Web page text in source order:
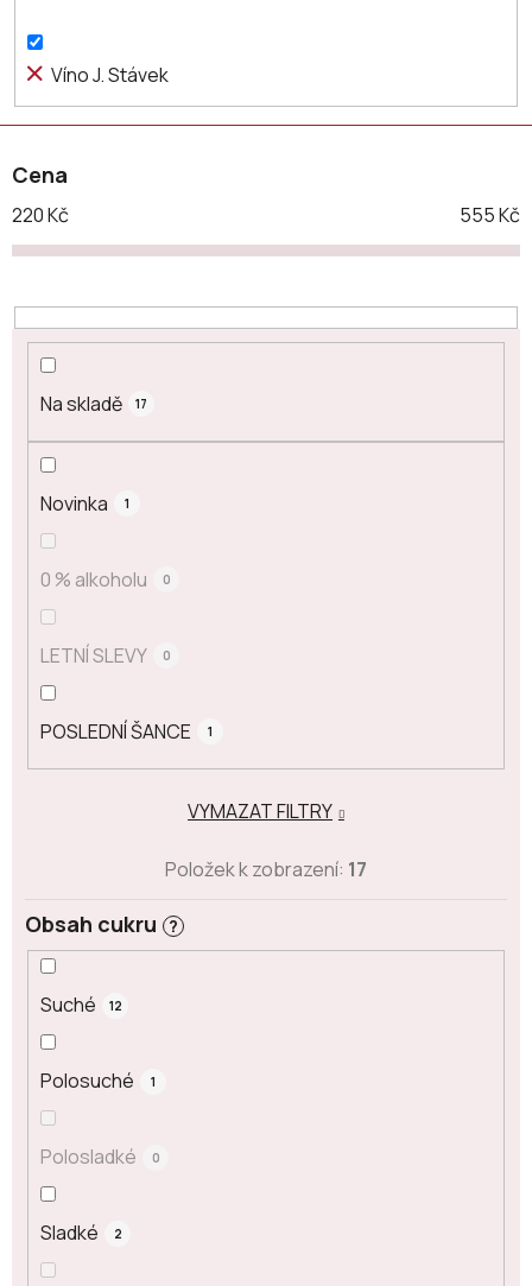
u
t
ů
Víno J. Stávek
Cena
220Kč 555Kč
Na skladě 17
Novinka 1
0 % alkoholu 0
LETNÍ SLEVY 0
POSLEDNÍ ŠANCE 1
Obsah cukru ?
Suché 12
Polosuché 1
Polosladké 0
Sladké 2
VYMAZAT FILTRY
Položek k zobrazení: 17